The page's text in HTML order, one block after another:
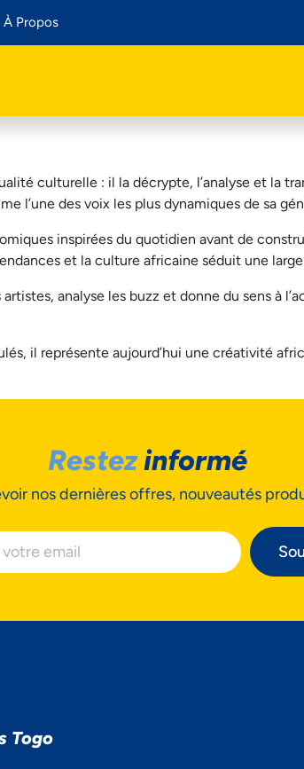
À Propos
culturelle : il la décrypte, l’analyse et la
l’une des voix les plus dynamiques de sa
inspirées du quotidien avant de
et la culture africaine séduit une large
artistes, analyse les buzz et donne du sens à
, il représente aujourd’hui une créativité
Restezinformé
nos dernières offres, nouveautés
Togo